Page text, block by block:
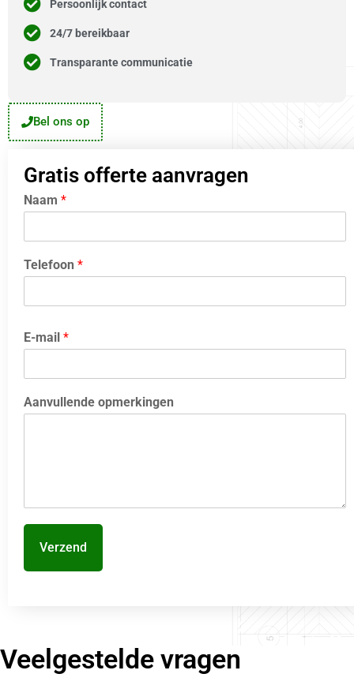
Persoonlijk contact
24/7 bereikbaar
Transparante communicatie
Bel ons op
Gratis offerte aanvragen
Naam *
Telefoon *
E-mail *
Aanvullende opmerkingen
Verzend
Veelgestelde vragen